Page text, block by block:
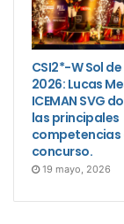
CSI2*-W Sol
2026: Lucas
ICEMAN SVG
las principales
competencias
concurso.
19 mayo, 2026